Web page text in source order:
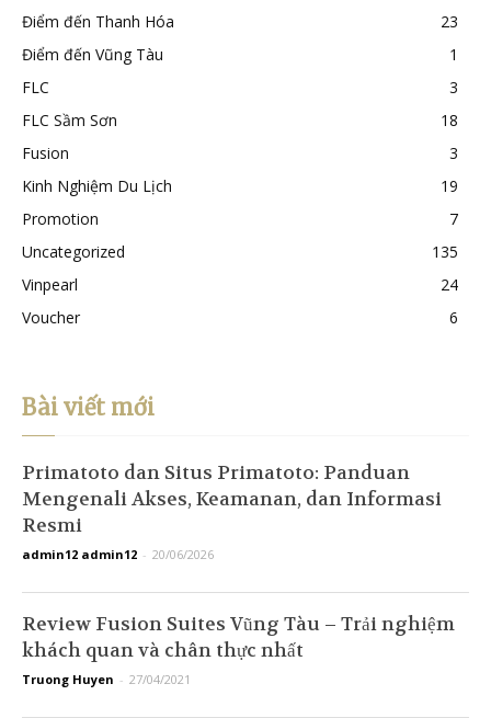
Điểm đến Thanh Hóa
23
Điểm đến Vũng Tàu
1
FLC
3
FLC Sầm Sơn
18
Fusion
3
Kinh Nghiệm Du Lịch
19
Promotion
7
Uncategorized
135
Vinpearl
24
Voucher
6
Bài viết mới
Primatoto dan Situs Primatoto: Panduan
Mengenali Akses, Keamanan, dan Informasi
Resmi
admin12 admin12 - 20/06/2026
Review Fusion Suites Vũng Tàu – Trải nghiệm
khách quan và chân thực nhất
Truong Huyen - 27/04/2021